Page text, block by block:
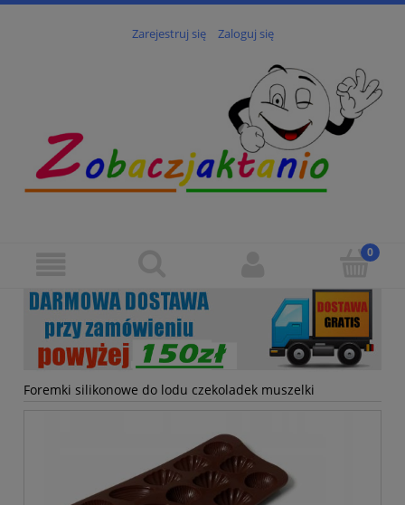
Zarejestruj się Zaloguj się
Foremki silikonowe do lodu czekoladek muszelki